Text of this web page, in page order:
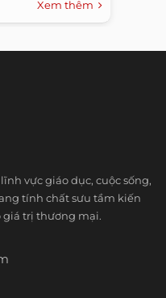
Xem thêm
vực giáo dục, cuộc sống,
tính chất sưu tầm kiến
giá trị thương mại.